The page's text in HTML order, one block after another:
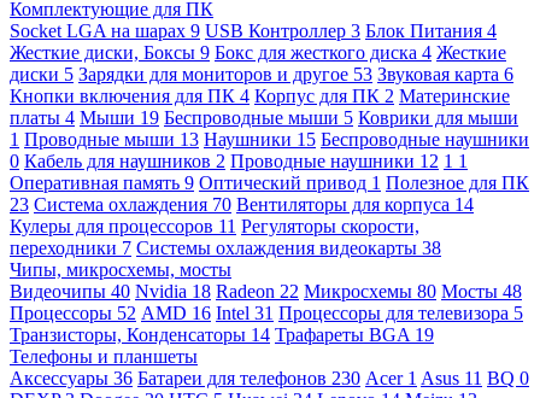
Комплектующие для ПК
Socket LGA на шарах 9 USB Контроллер 3 Блок Питания 4
Жесткие диски, Боксы 9 Бокс для жесткого диска 4 Жесткие
диски 5 Зарядки для мониторов и другое 53 Звуковая карта 6
Кнопки включения для ПК 4 Корпус для ПК 2 Материнские
платы 4 Мыши 19 Беспроводные мыши 5 Коврики для мыши
1 Проводные мыши 13 Наушники 15 Беспроводные наушники
0 Кабель для наушников 2 Проводные наушники 12 1 1
Оперативная память 9 Оптический привод 1 Полезное для ПК
23 Система охлаждения 70 Вентиляторы для корпуса 14
Кулеры для процессоров 11 Регуляторы скорости,
переходники 7 Системы охлаждения видеокарты 38
Чипы, микросхемы, мосты
Видеочипы 40 Nvidia 18 Radeon 22 Микросхемы 80 Мосты 48
Процессоры 52 AMD 16 Intel 31 Процессоры для телевизора 5
Транзисторы, Конденсаторы 14 Трафареты BGA 19
Телефоны и планшеты
Аксессуары 36 Батареи для телефонов 230 Acer 1 Asus 11 BQ 0